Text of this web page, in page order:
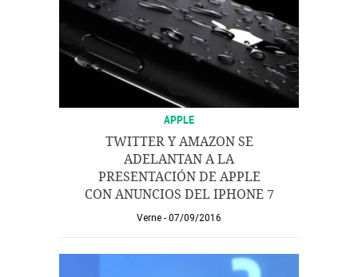
APPLE
TWITTER Y AMAZON SE
ADELANTAN A LA
PRESENTACIÓN DE APPLE
CON ANUNCIOS DEL IPHONE 7
Verne 07/09/2016